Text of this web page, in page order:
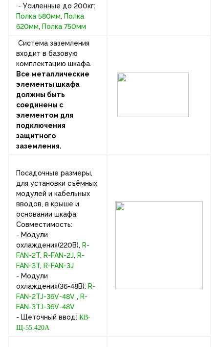
- Усиленные до 200кг:
Полка 580мм, Полка
620мм, Полка 750мм
Система заземления
входит в базовую
комплектацию шкафа.
Все металлические
элементы шкафа
должны быть
соединены с
элементом для
подключения
защитного
заземления.
Посадочные размеры,
для установки съёмных
модулей и кабельных
вводов, в крыше и
основании шкафа.
Совместимость:
- Модули
охлаждения(220В), R-
FAN-2T, R-FAN-2J, R-
FAN-3T, R-FAN-3J
- Модули
охлаждения(36-48В): R-
FAN-2TJ-36V-48V , R-
FAN-3TJ-36V-48V
- Щеточный ввод: КВ-
Щ-55.420А